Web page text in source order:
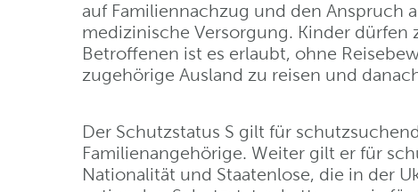
auf Familiennachzug und den Anspruch
medizinische Versorgung. Kinder dürfen
Betroffenen ist es erlaubt, ohne
zugehörige Ausland zu reisen und
Der Schutzstatus S gilt für
Familienangehörige. Weiter gilt er für
Nationalität und Staatenlose, die in der